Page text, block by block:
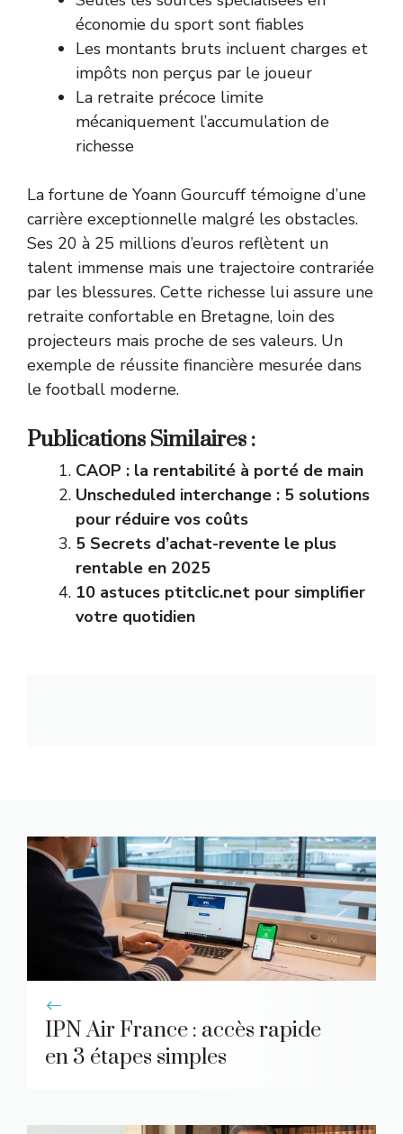
économie du sport sont fiables
Les montants bruts incluent charges et
impôts non perçus par le joueur
La retraite précoce limite
mécaniquement l’accumulation de
richesse
La fortune de Yoann Gourcuff témoigne d’une
carrière exceptionnelle malgré les obstacles.
Ses 20 à 25 millions d’euros reflètent un
talent immense mais une trajectoire contrariée
par les blessures. Cette richesse lui assure une
retraite confortable en Bretagne, loin des
projecteurs mais proche de ses valeurs. Un
exemple de réussite financière mesurée dans
le football moderne.
Publications Similaires :
CAOP : la rentabilité à porté de main
Unscheduled interchange : 5 solutions
pour réduire vos coûts
5 Secrets d’achat-revente le plus
rentable en 2025
10 astuces ptitclic.net pour simplifier
votre quotidien
IPN Air France : accès rapide
en 3 étapes simples